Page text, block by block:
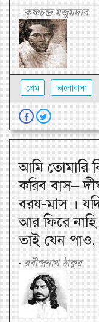
- কৃষ্ণচন্দ্র মজুমদার
প্রেম ভালোবাসা
আমি তোমারি
করিব বাস–
বরষ-মাস ।
আর ফিরে
তাই যেন
- রবীন্দ্রনাথ ঠাকুর